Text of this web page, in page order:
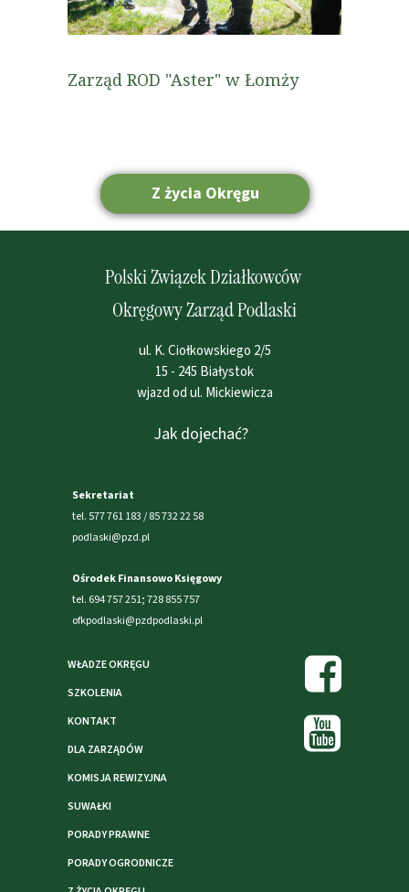
Z życia Okręgu
Strona główna
Zarząd ROD "Aster" w Łomży
Jak dojechać?
Polski Związek Działkowców
Okręgowy Zarząd Podlaski
ul. K. Ciołkowskiego 2/5
15 - 245 Białystok
wjazd od ul. Mickiewicza
Sekretariat
tel. 577 761 183 / 85 732 22 58
podlaski@pzd.pl
Ośrodek Finansowo Księgowy
tel. 694 757 251; 728 855 757
ofkpodlaski@pzdpodlaski.pl
WŁADZE OKRĘGU
SZKOLENIA
KONTAKT
DLA ZARZĄDÓW
KOMISJA REWIZYJNA
SUWAŁKI
PORADY PRAWNE
PORADY OGRODNICZE